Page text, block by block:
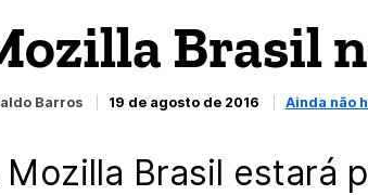
Brasil
Barros 19 de agosto de 2016 Ainda não
Mozilla Brasil estará